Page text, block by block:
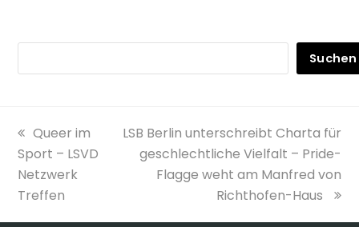
Suchen
vorheriger
Beitrag:
Queer im
Sport – LSVD
Netzwerk
Treffen
Nächster
Beitrag:
LSB Berlin unterschreibt Charta für
geschlechtliche Vielfalt – Pride-
Flagge weht am Manfred von
Richthofen-Haus